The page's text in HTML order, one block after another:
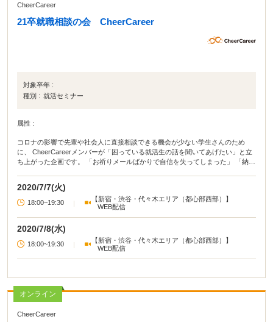
CheerCareer
21卒就職相談の会 CheerCareer
対象卒年 :
種別 : 就活セミナー
属性 :
コロナの影響で先輩や社会人に直接相談できる機会が少ない学生さんのため
に、 CheerCareerメンバーが「困っている就活生の話を聞いてあげたい」と立
ち上がった企画です。 「お祈りメールばかりで自信を失ってしまった」 「納得
を考えていました。 辛いこと不安なこと、一度吐き出してみませんか？ 全スタ
ッフ総出で皆さんの悩みにただただ寄り添います。 これからのこと一緒に考え
2020/7/7(火)
18:00~19:30 |
【新宿・渋谷・代々木エリア（都心部西部）】
WEB配信
2020/7/8(水)
18:00~19:30 |
【新宿・渋谷・代々木エリア（都心部西部）】
WEB配信
オンライン
CheerCareer